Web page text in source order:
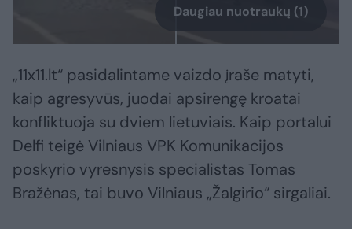
Daugiau nuotraukų (1)
„11x11.lt“ pasidalintame vaizdo įraše matyti,
kaip agresyvūs, juodai apsirengę kroatai
konfliktuoja su dviem lietuviais. Kaip portalui
Delfi teigė Vilniaus VPK Komunikacijos
poskyrio vyresnysis specialistas Tomas
Bražėnas, tai buvo Vilniaus „Žalgirio“ sirgaliai.